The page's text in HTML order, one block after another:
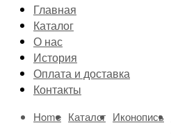
Главная
Каталог
О нас
История
Оплата и доставка
Контакты
Home Каталог Иконопись